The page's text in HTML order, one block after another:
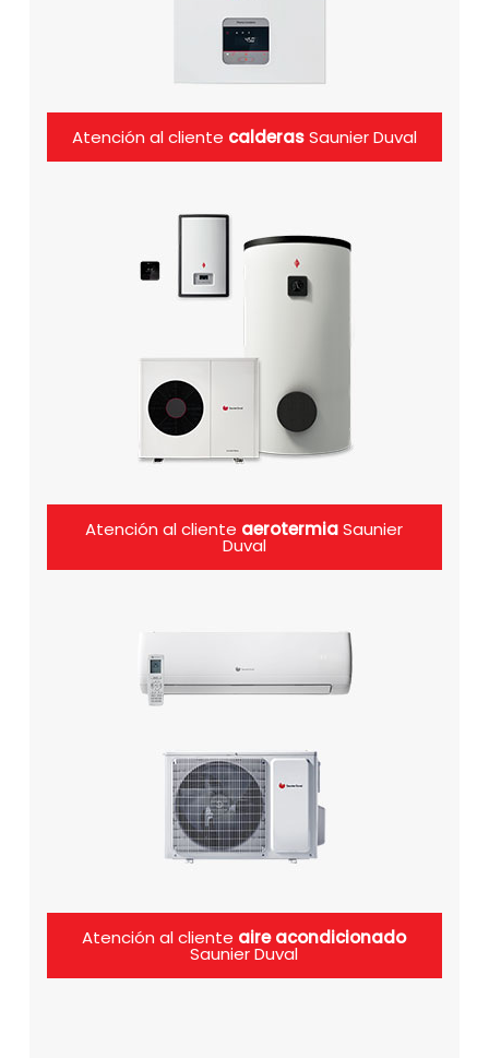
Atención al cliente calderasSaunier Duval
Atención al cliente aerotermiaSaunier
Duval
Atención al cliente aire acondicionado
Saunier Duval